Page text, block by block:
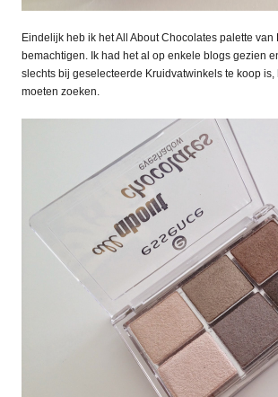
Eindelijk heb ik het All About Chocolates palette van
bemachtigen. Ik had het al op enkele blogs gezien
slechts bij geselecteerde Kruidvatwinkels te koop
moeten zoeken.